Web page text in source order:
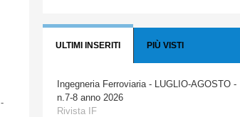
-
ULTIMI INSERITI PIÙ VISTI
Ingegneria Ferroviaria - LUGLIO-AGOSTO -
n.7-8 anno 2026
Rivista IF